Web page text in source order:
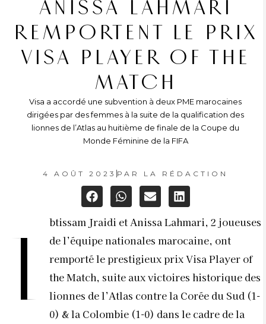
ANISSA LAHMARI
REMPORTENT LE PRIX
VISA PLAYER OF THE
MATCH
Visa a accordé une subvention à deux PME marocaines
dirigées par des femmes à la suite de la qualification des
lionnes de l’Atlas au huitième de finale de la Coupe du
Monde Féminine de la FIFA
4 AOÛT 2023 PAR LA RÉDACTION
I
btissam Jraidi et Anissa Lahmari, 2 joueuses
de l’équipe nationales marocaine, ont
remporté le prestigieux prix Visa Player of
the Match, suite aux victoires historique des
lionnes de l’Atlas contre la Corée du Sud (1-
0) & la Colombie (1-0) dans le cadre de la